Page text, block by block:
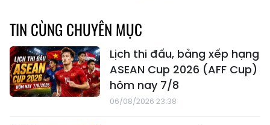
TIN CÙNG CHUYÊN MỤC
Lịch thi đấu, bảng xếp hạng
ASEAN Cup 2026 (AFF Cup)
hôm nay 7/8
06/08/2026 23:38